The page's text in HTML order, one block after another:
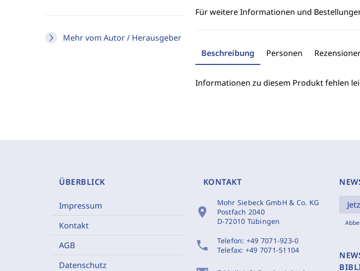
Mehr vom Autor / Herausgeber
Für weitere Informationen und
Beschreibung Personen
Informationen zu diesem Produkt fehlen
ÜBERBLICK
Impressum
Kontakt
AGB
Datenschutz
KONTAKT
location_on
Mohr Siebeck GmbH & Co. KG
Postfach 2040
D-72010 Tübingen
phone Telefon: +49 7071-923-0
Telefax: +49 7071-51104